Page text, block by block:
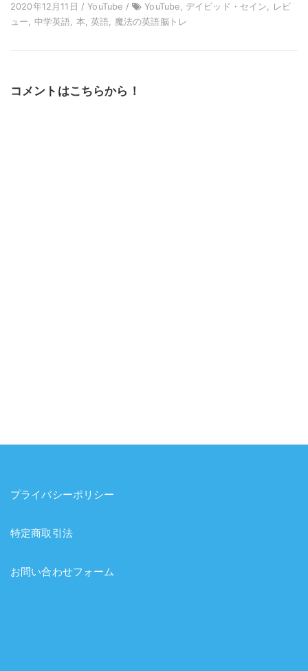
2020年12月11日 / YouTube /
YouTube, デイビッド・セイン, レビ
ュー, 中学英語, 本, 英語, 魔法の英語脳トレ
コメントはこちらから！
プライバシーポリシー
特定商取引法
お問い合わせフォーム